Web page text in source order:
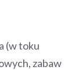
(w toku
zabaw